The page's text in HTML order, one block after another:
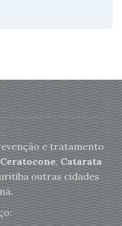
e tratamento
Ceratocone,Catarata
outras cidades